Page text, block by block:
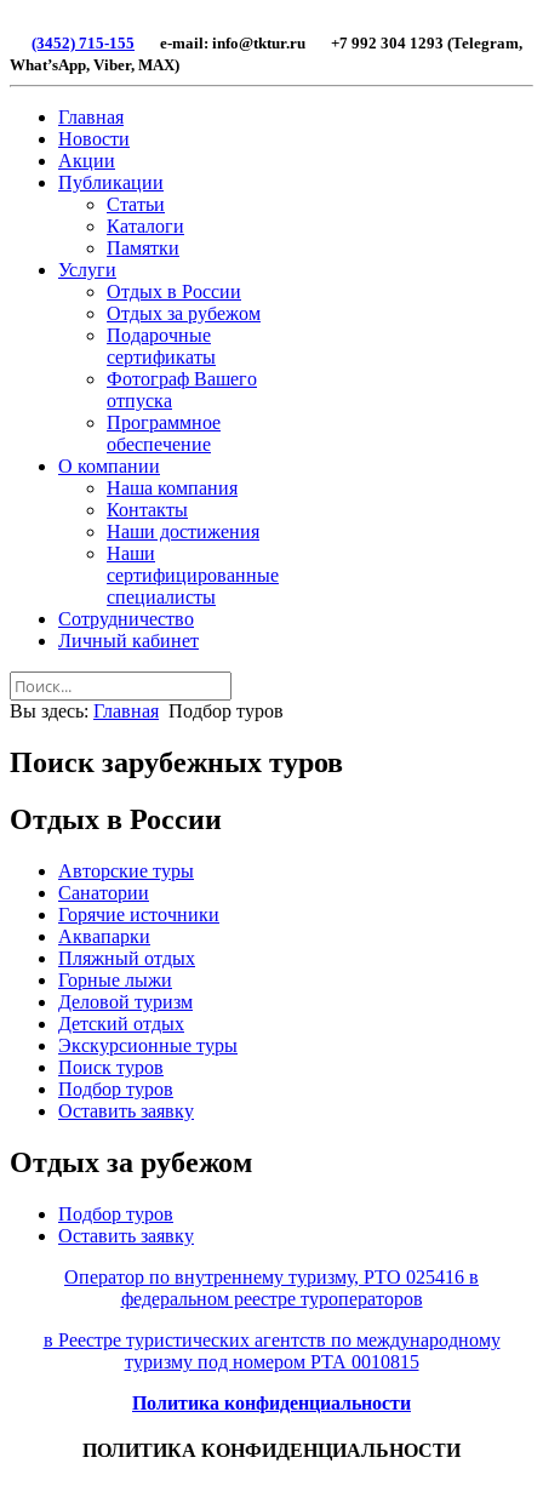
(3452) 715-155 e-mail: info@tktur.ru +7 992 304 1293 (Telegram,
What’sApp, Viber, МАХ)
Главная
Новости
Акции
Публикации
Статьи
Каталоги
Памятки
Услуги
Отдых в России
Отдых за рубежом
Подарочные
сертификаты
Фотограф Вашего
отпуска
Программное
обеспечение
О компании
Наша компания
Контакты
Наши достижения
Наши
сертифицированные
специалисты
Сотрудничество
Личный кабинет
Вы здесь: Главная Подбор туров
Поиск зарубежных туров
Отдых в России
Авторские туры
Санатории
Горячие источники
Аквапарки
Пляжный отдых
Горные лыжи
Деловой туризм
Детский отдых
Экскурсионные туры
Поиск туров
Подбор туров
Оставить заявку
Отдых за рубежом
Подбор туров
Оставить заявку
Оператор по внутреннему туризму, РТО 025416 в
федеральном реестре туроператоров
в Реестре туристических агентств по международному
туризму под номером РТА 0010815
Политика конфиденциальности
ПОЛИТИКА КОНФИДЕНЦИАЛЬНОСТИ